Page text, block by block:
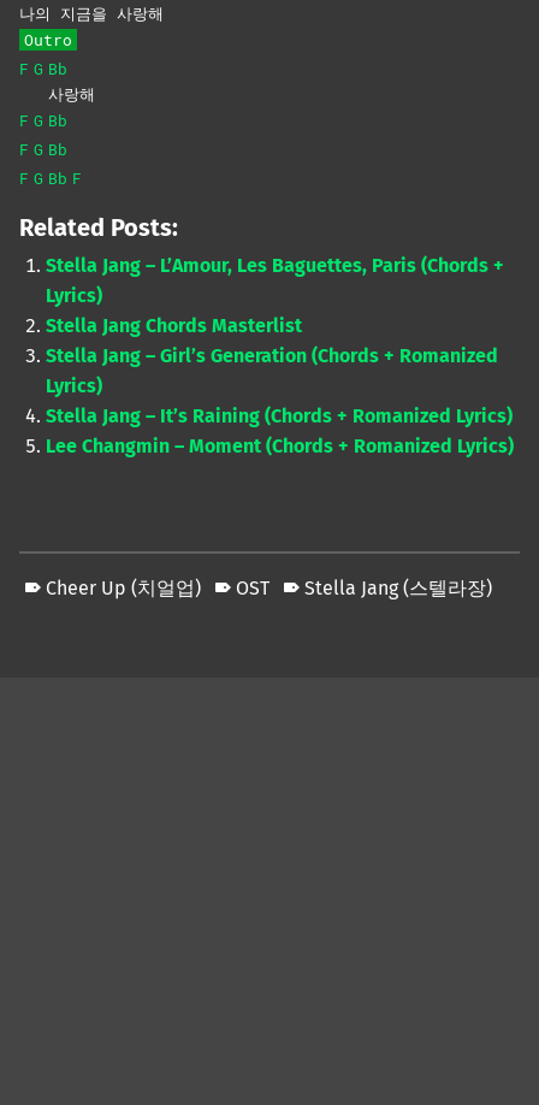
나의 지금을 사랑해
Outro
F G Bb
사랑해
F G Bb
F G Bb
F G Bb F
Related Posts:
Stella Jang – L’Amour, Les Baguettes, Paris (Chords +
Lyrics)
Stella Jang Chords Masterlist
Stella Jang – Girl’s Generation (Chords + Romanized
Lyrics)
Stella Jang – It’s Raining (Chords + Romanized Lyrics)
Lee Changmin – Moment (Chords + Romanized Lyrics)
Cheer Up (치얼업) OST Stella Jang (스텔라장)